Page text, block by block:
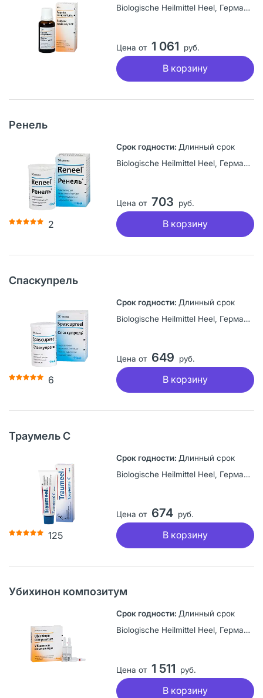
Biologische Heilmittel Heel, Германия
Цена от 1 061 руб.
В корзину
Ренель
2
Длинный срок
Biologische Heilmittel Heel, Германия
Цена от 703 руб.
В корзину
Спаскупрель
6
Длинный срок
Biologische Heilmittel Heel, Германия
Цена от 649 руб.
В корзину
Траумель С
125
Длинный срок
Biologische Heilmittel Heel, Германия
Цена от 674 руб.
В корзину
Убихинон композитум
Длинный срок
Biologische Heilmittel Heel, Германия
Цена от 1 511 руб.
В корзину